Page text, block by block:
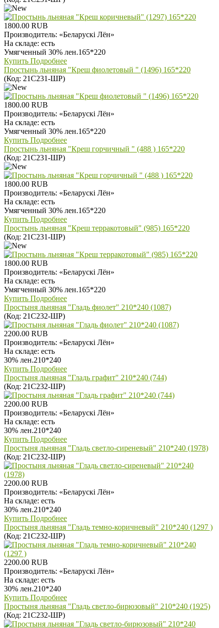
1800.00 RUB
Производитель: «Беларускi Лён»
На складе: есть
Умягченный 30% лен.165*220
Купить Подробнее
Простынь льняная "Креш фиолетовый " (1496) 165*220
(Код: 21С231-ШР)
1800.00 RUB
Производитель: «Беларускi Лён»
На складе: есть
Умягченный 30% лен.165*220
Купить Подробнее
Простынь льняная "Креш горчичный " (488 ) 165*220
(Код: 21С231-ШР)
1800.00 RUB
Производитель: «Беларускi Лён»
На складе: есть
Умягченный 30% лен.165*220
Купить Подробнее
Простынь льняная "Креш терракотовый" (985) 165*220
(Код: 21С231-ШР)
1800.00 RUB
Производитель: «Беларускi Лён»
На складе: есть
Умягченный 30% лен.165*220
Купить Подробнее
Простыня льняная "Гладь фиолет" 210*240 (1087)
(Код: 21С232-ШР)
2200.00 RUB
Производитель: «Беларускi Лён»
На складе: есть
30% лен.210*240
Купить Подробнее
Простыня льняная "Гладь графит" 210*240 (744)
(Код: 21С232-ШР)
2200.00 RUB
Производитель: «Беларускi Лён»
На складе: есть
30% лен.210*240
Купить Подробнее
Простыня льняная "Гладь светло-сиреневый" 210*240 (1978)
(Код: 21С232-ШР)
2200.00 RUB
Производитель: «Беларускi Лён»
На складе: есть
30% лен.210*240
Купить Подробнее
Простыня льняная "Гладь темно-коричневый" 210*240 (1297 )
(Код: 21С232-ШР)
2200.00 RUB
Производитель: «Беларускi Лён»
На складе: есть
30% лен.210*240
Купить Подробнее
Простыня льняная "Гладь светло-бирюзовый" 210*240 (1925)
(Код: 21С232-ШР)